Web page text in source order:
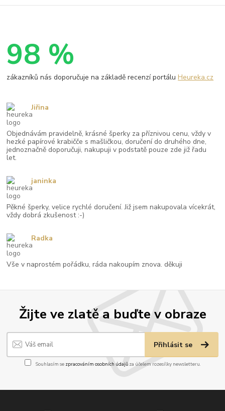
Žijte ve zlatě a buďte v obraze
Přihlásit se
Souhlasím se zpracováním osobních údajůza účelem rozesílky newsletteru.
98 %
zákazníků nás doporučuje na základě recenzí portáluHeureka.cz
Objednávám pravidelně, krásné šperky za příznivou cenu, vždy v
hezké papírové krabičče s mašličkou, doručení do druhého dne,
jednoznačně doporučuji, nakupuji v podstatě pouze zde již řadu
let.
Jiřina
Pěkné šperky, velice rychlé doručení. Již jsem nakupovala vícekrát,
vždy dobrá zkušenost :-)
janinka
Vše v naprostém pořádku, ráda nakoupím znova. děkuji
Radka